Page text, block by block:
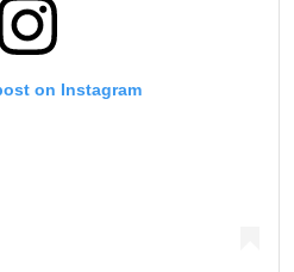
on Instagram